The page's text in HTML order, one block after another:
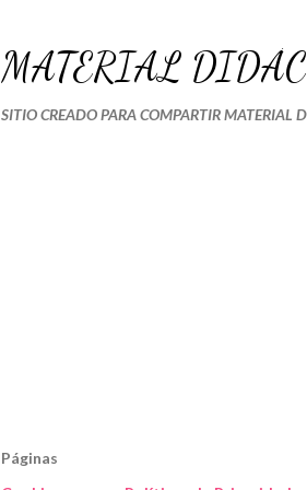
MATERIAL
SITIO CREADO PARA COMPARTIR MATERIAL
Páginas